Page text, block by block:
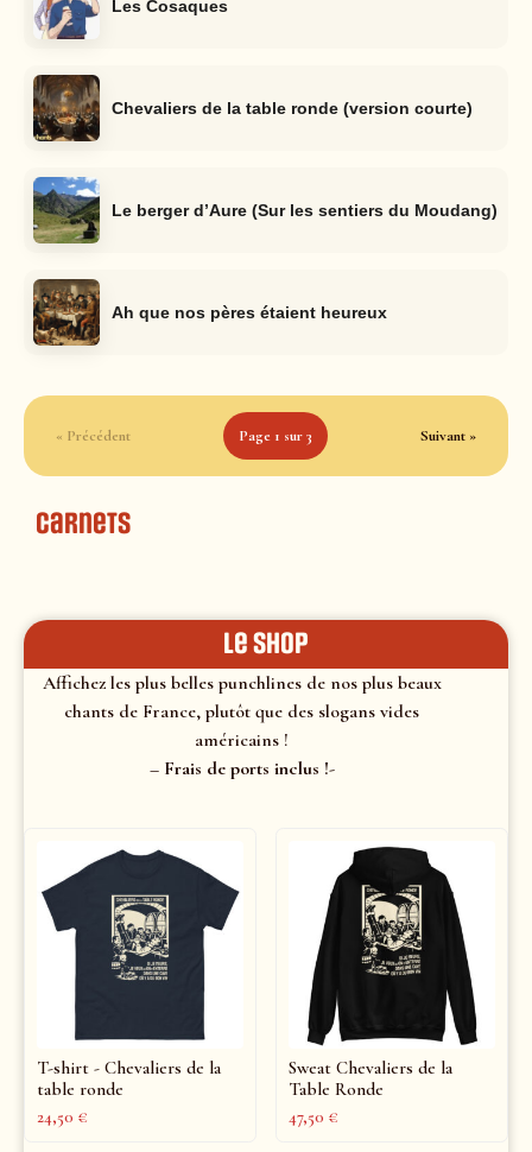
Les Cosaques
Chevaliers de la table ronde (version courte)
Le berger d’Aure (Sur les sentiers du Moudang)
Ah que nos pères étaient heureux
« Précédent Page 1 sur 3 Suivant »
Carnets
le shop
Affichez les plus belles punchlines de nos plus beaux
chants de France, plutôt que des slogans vides
américains !
– Frais de ports inclus !-
T-shirt - Chevaliers de la
table ronde
24,50 €
Sweat Chevaliers de la
Table Ronde
47,50 €